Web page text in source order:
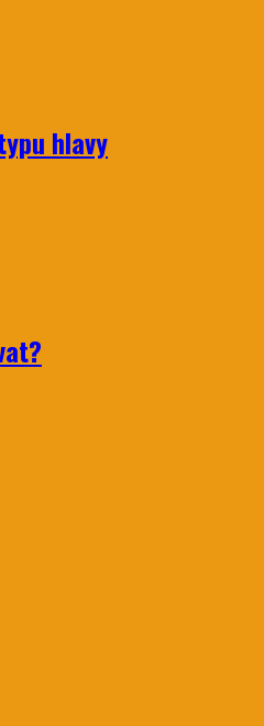
hlavy